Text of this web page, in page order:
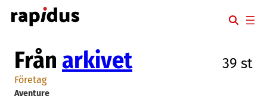
Hoppa
till
Från arkivet 39 st
Företag
Aventure